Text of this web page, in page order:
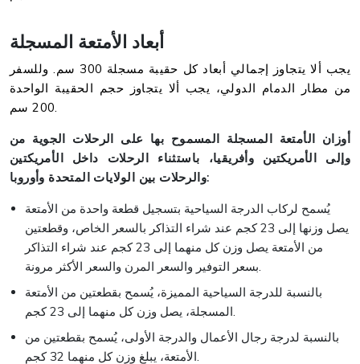
أبعاد الأمتعة المسجلة
يجب ألا يتجاوز إجمالي أبعاد كل حقيبة مسجلة 300 سم. وللسفر
من مطار الدمام الدولي، يجب ألا يتجاوز حجم الحقيبة الواحدة
أوزان الأمتعة المسجلة المسموح بها على الرحلات الجوية من
وإلى الأمريكتين وأفريقيا، باستثناء الرحلات داخل الأمريكتين
والرحلات بين الولايات المتحدة وأوروبا:
يُسمح لركاب الدرجة السياحية بتسجيل قطعة واحدة من الأمتعة
يصل وزنها إلى 23 كجم عند شراء التذاكر بالسعر الخاص، وقطعتين
من الأمتعة يصل وزن كل منهما إلى 23 كجم عند شراء التذاكر
بالنسبة للدرجة السياحية المميزة، يُسمح بقطعتين من الأمتعة
بالنسبة لدرجة رجال الأعمال والدرجة الأولى، يُسمح بقطعتين من